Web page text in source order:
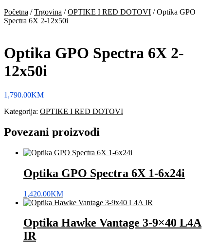
Početna /Trgovina /OPTIKE I RED DOTOVI / Optika GPO
Spectra 6X 2-12x50i
Optika GPO Spectra 6X 2-
12x50i
1,790.00KM
Kategorija: OPTIKE I RED DOTOVI
Povezani proizvodi
Optika GPO Spectra 6X 1-6x24i
1,420.00KM
Optika Hawke Vantage 3-9×40 L4A
IR